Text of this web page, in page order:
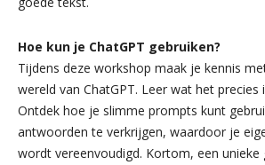
Hoe kun je ChatGPT gebruiken?
Tijdens deze workshop maak je kennis
wereld van ChatGPT. Leer wat het precies
Ontdek hoe je slimme prompts kunt
antwoorden te verkrijgen, waardoor je
wordt vereenvoudigd. Kortom, een unieke